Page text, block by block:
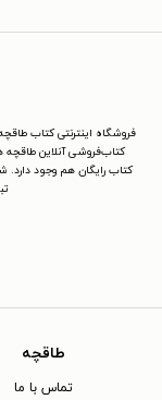
فروشگاه اینترنتی کتاب
کتاب‌فروشی آنلاین طاقچه
کتاب رایگان هم وجود دارد.
طاقچه
تماس با ما